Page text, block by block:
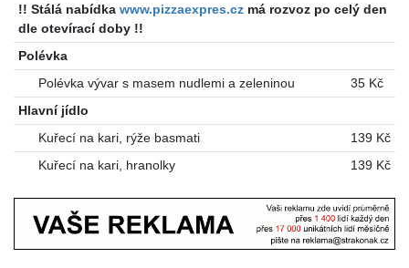
!! Stálá nabídka www.pizzaexpres.czmá rozvoz po celý den
dle otevírací doby !!
Polévka
Polévka vývar s masem nudlemi a zeleninou
35 Kč
Hlavní jídlo
Kuřecí na kari, rýže basmati
139 Kč
Kuřecí na kari, hranolky
139 Kč